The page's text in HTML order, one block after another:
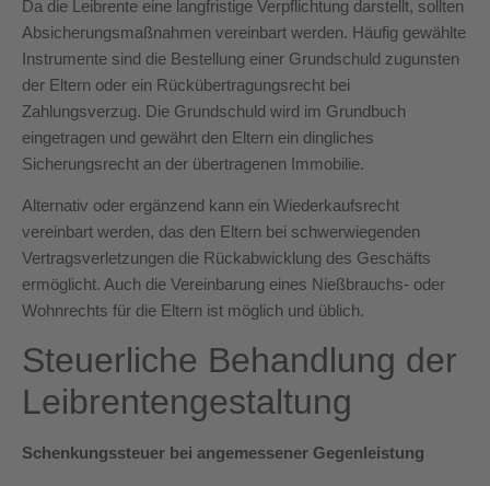
Da die Leibrente eine langfristige Verpflichtung darstellt, sollten
Absicherungsmaßnahmen vereinbart werden. Häufig gewählte
Instrumente sind die Bestellung einer Grundschuld zugunsten
der Eltern oder ein Rückübertragungsrecht bei
Zahlungsverzug. Die Grundschuld wird im Grundbuch
eingetragen und gewährt den Eltern ein dingliches
Sicherungsrecht an der übertragenen Immobilie.
Alternativ oder ergänzend kann ein Wiederkaufsrecht
vereinbart werden, das den Eltern bei schwerwiegenden
Vertragsverletzungen die Rückabwicklung des Geschäfts
ermöglicht. Auch die Vereinbarung eines Nießbrauchs- oder
Wohnrechts für die Eltern ist möglich und üblich.
Steuerliche Behandlung der
Leibrentengestaltung
Schenkungssteuer bei angemessener Gegenleistung